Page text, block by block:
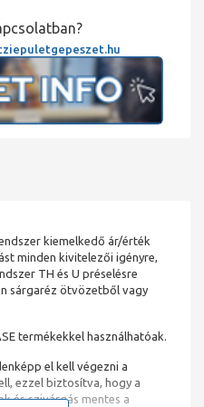
kiemelkedő ár/érték
minden kivitelezői igényre,
TH és U préselésre
sárgaréz ötvözetből vagy
termékekkel használhatóak.
el kell végezni a
ezzel biztosítva, hogy a
és szivárgás mentes a